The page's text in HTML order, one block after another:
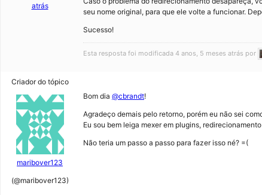
atrás
seu nome original, para que ele volte a funcionar.
Sucesso!
Esta resposta foi modificada 4 anos, 5 meses atrás por
Criador do tópico
maribover123
(@maribover123)
Bom dia @cbrandt!
Agradeço demais pelo retorno, porém eu não sei
Eu sou bem leiga mexer em plugins,
Não teria um passo a passo para fazer isso né? =(